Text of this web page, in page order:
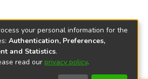
your personal information for the
Authentication, Preferences,
and Statistics.
read our privacy policy.